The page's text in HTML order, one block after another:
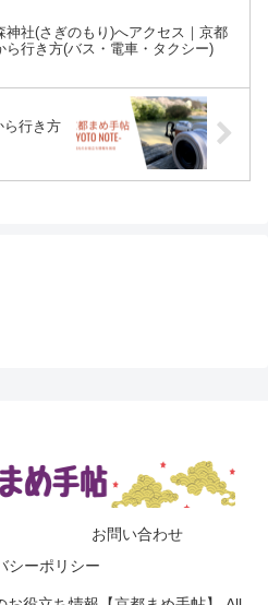
神社(さぎのもり)へアクセス｜京都
ら行き方(バス・電車・タクシー)
ら行き方
お問い合わせ
シーポリシー